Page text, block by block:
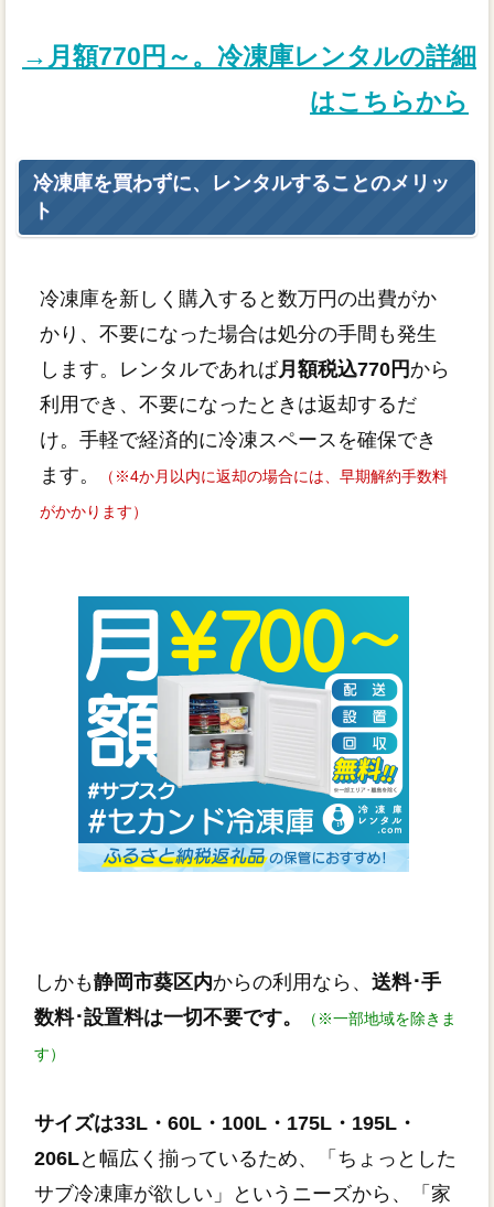
→月額770円～。冷凍庫レンタルの詳細
はこちらから
冷凍庫を買わずに、レンタルすることのメリッ
ト
冷凍庫を新しく購入すると数万円の出費がか
かり、不要になった場合は処分の手間も発生
します。レンタルであれば月額税込770円から
利用でき、不要になったときは返却するだ
け。手軽で経済的に冷凍スペースを確保でき
ます。
（※4か月以内に返却の場合には、早期解約手数料
がかかります）
しかも静岡市葵区内からの利用なら、 送料･手
数料･設置料は一切不要です。
（※一部地域を除きま
す）
サイズは33L・60L・100L・175L・195L・
206Lと幅広く揃っているため、「ちょっとした
サブ冷凍庫が欲しい」というニーズから、「家